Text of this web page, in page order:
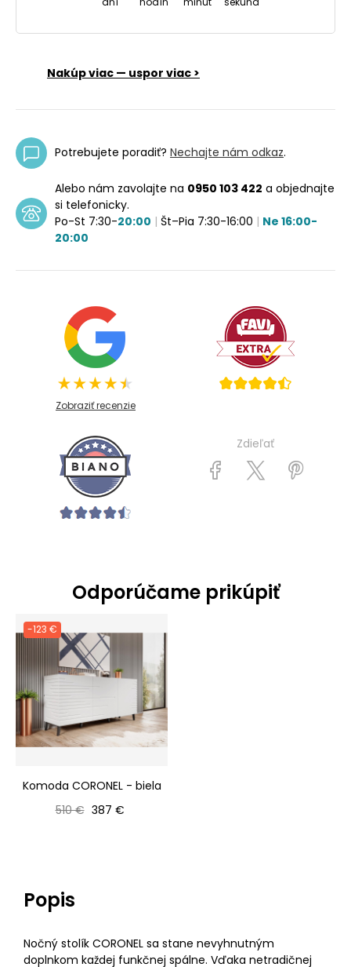
Nakúp viac — uspor viac >
Potrebujete poradiť? Nechajte nám odkaz.
Alebo nám zavolajte na 0950 103 422 a objednajte
si telefonicky.
Po-St 7:30-20:00 | Št–Pia 7:30-16:00 | Ne 16:00-
20:00
Zobraziť recenzie
Zdieľať
Odporúčame prikúpiť
-123 €
Komoda CORONEL - biela
Bežná cena
510 € Cena
387 €
Popis
Nočný stolík CORONEL sa stane nevyhnutným
doplnkom každej funkčnej spálne. Vďaka netradičnej